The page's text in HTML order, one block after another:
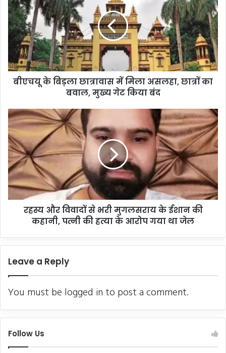
च
यू
के
छा
त्रा
में
मि
ला
अ
स
ल
हा
,
छा
,
गे
बं
द
बीएचयू के बिड़ला छात्रावास में मिला असलहा, छात्रों का
बवाल, मुख्य गेट किया बंद
र
ह
स्य
औ
र
वि
वा
दों
से
स
रा
के
की
क
रहस्य और विवादों से भरी मुगलसराय के ईशान की
कहानी, पत्नी की हत्या के आरोप गया था जेल
Leave a Reply
You must be logged in to post a comment.
Follow Us